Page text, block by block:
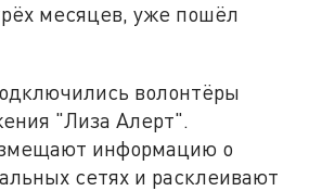
месяцев, уже пошёл
волонтёры
"Лиза Алерт".
информацию о
сетях и расклеивают